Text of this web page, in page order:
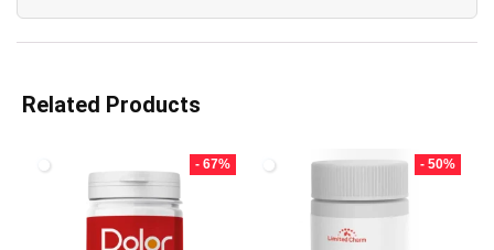
Related Products
- 67% - 50%